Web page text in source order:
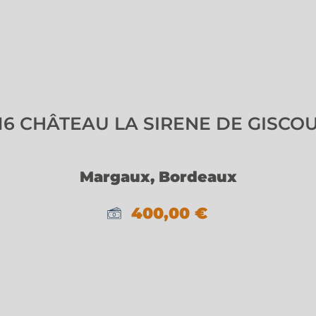
CHÂTEAU LA SIRENE DE
Margaux, Bordeaux
400,00 €